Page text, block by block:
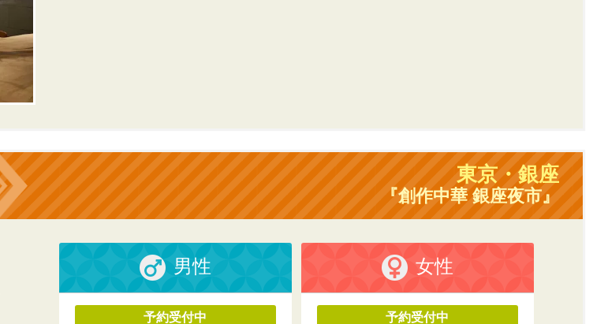
東京・銀座
『創作中華 銀座夜市』
男性
予約受付中
女性
予約受付中